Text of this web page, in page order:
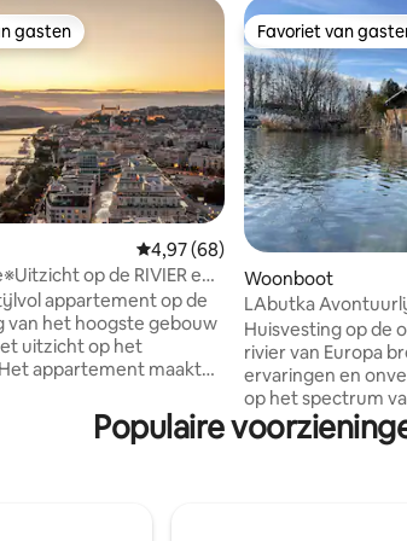
gasten
gasten
Gemiddelde beoordeling van
4,97 (68)
op de RIVIER en
parkeren
appartement op de
van het hoogste gebouw
uitzicht op het
aan de oevers van de
de inkomhal van het huis
Favoriet van
Favoriet van
Woonboot
LAbutka
Huisvesting op de
rivier van Europa
ervaringen en
op het spectrum
mee. Ieder
en de woonboot is
Populaire